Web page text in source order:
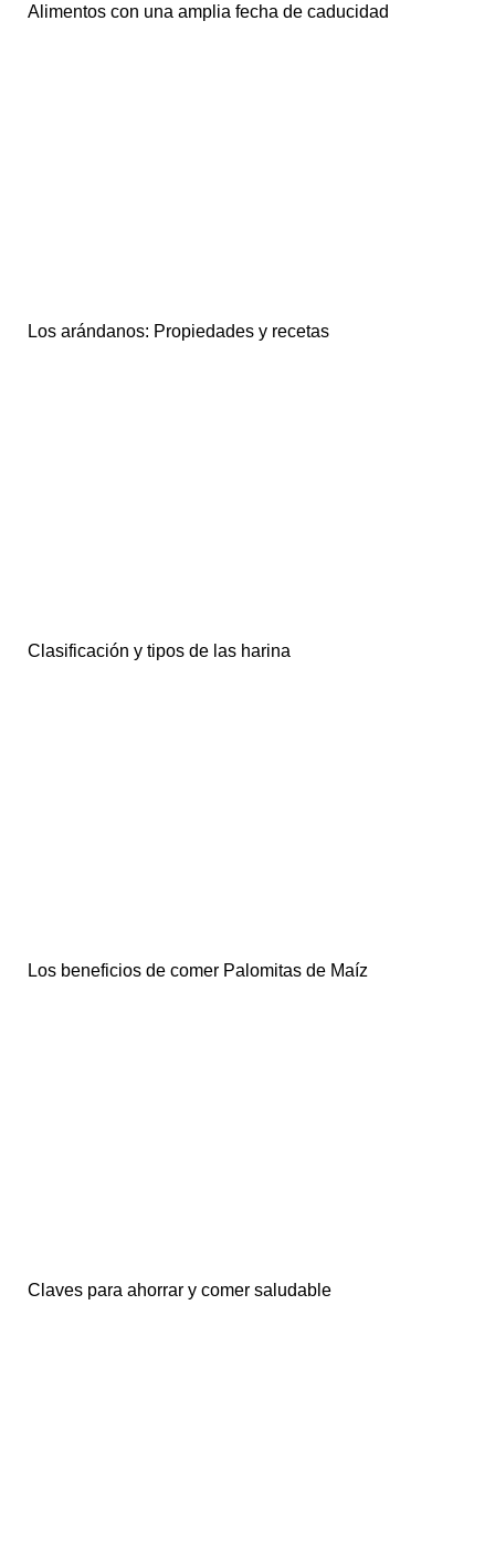
Alimentos con una amplia fecha de caducidad
Los arándanos: Propiedades y recetas
Clasificación y tipos de las harina
Los beneficios de comer Palomitas de Maíz
Claves para ahorrar y comer saludable